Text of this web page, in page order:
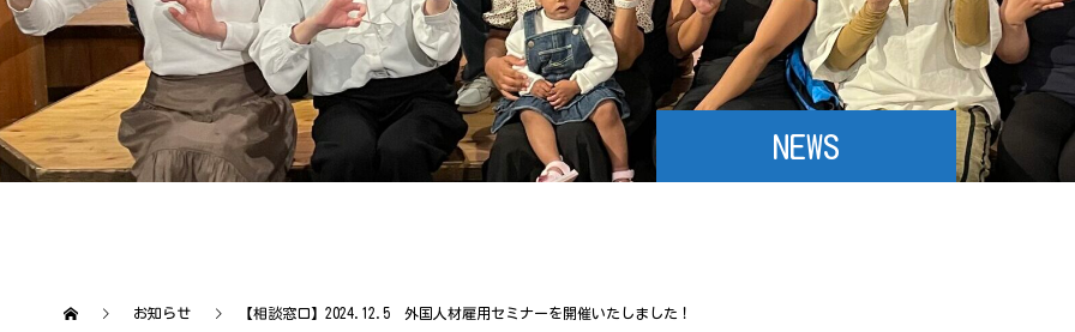
NEWS
お知らせ 【相談窓口】2024.12.5 外国人材雇用セミナーを開催いたしました！